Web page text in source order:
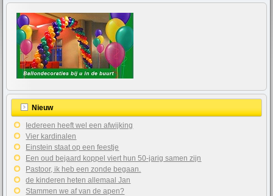
Nieuw
Iedereen heeft wel een afwijking
Vier kardinalen
Einstein staat op een feestje
Een oud bejaard koppel viert hun 50-jarig samen zijn
Pastoor, ik heb een zonde begaan.
de kinderen heten allemaal Jan
Stammen we af van de apen?